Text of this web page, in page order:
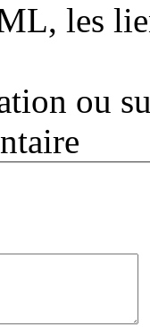
les
ou